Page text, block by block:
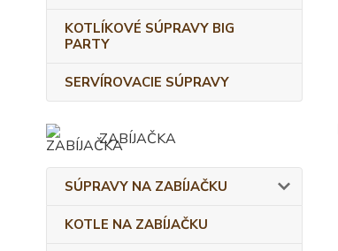
KOTLÍKOVÉ SÚPRAVY BIG
PARTY
SERVÍROVACIE SÚPRAVY
ZABÍJAČKA
SÚPRAVY NA ZABÍJAČKU
KOTLE NA ZABÍJAČKU